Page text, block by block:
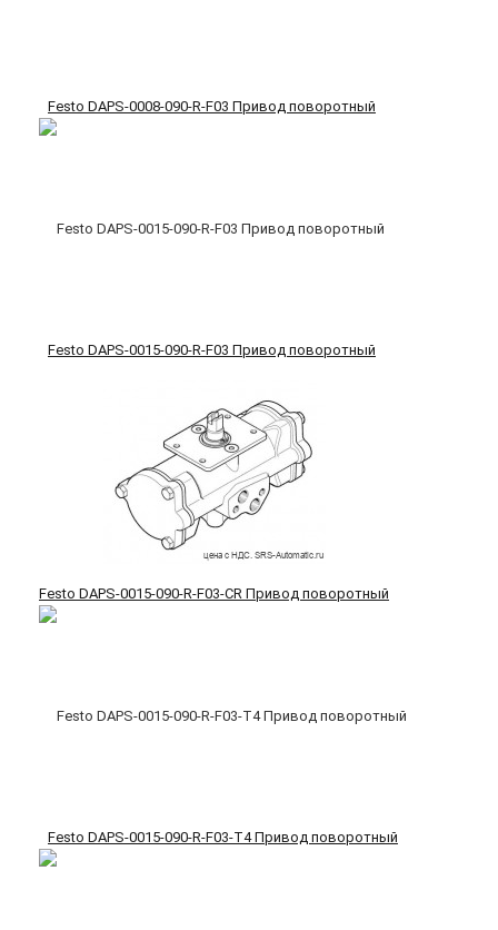
Festo DAPS-0008-090-R-F03 Привод поворотный
Festo DAPS-0015-090-R-F03 Привод поворотный
Festo DAPS-0015-090-R-F03-CR Привод поворотный
Festo DAPS-0015-090-R-F03-T4 Привод поворотный